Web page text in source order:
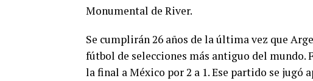
Monumental de River.
Se cumplirán 26 años de la última vez que
fútbol de selecciones más antiguo del mundo.
la final a México por 2 a 1. Ese partido se jugó